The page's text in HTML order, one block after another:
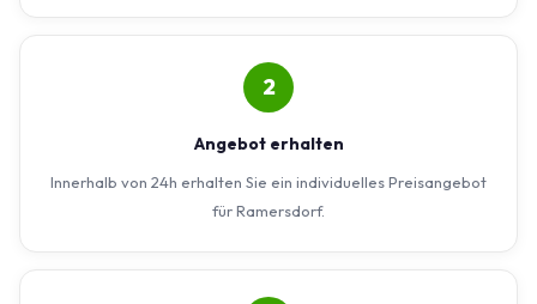
2
Angebot erhalten
Innerhalb von 24h erhalten Sie ein individuelles Preisangebot
für Ramersdorf.